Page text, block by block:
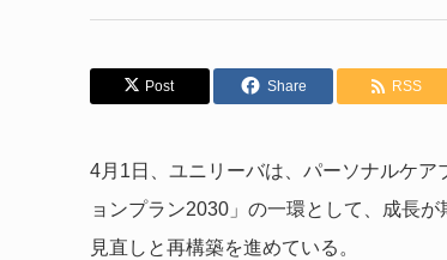
Post Share RSS
4月1日、ユニリーバは、パーソナルケ
ョンプラン2030」の一環として、成長
見直しと再構築を進めている。